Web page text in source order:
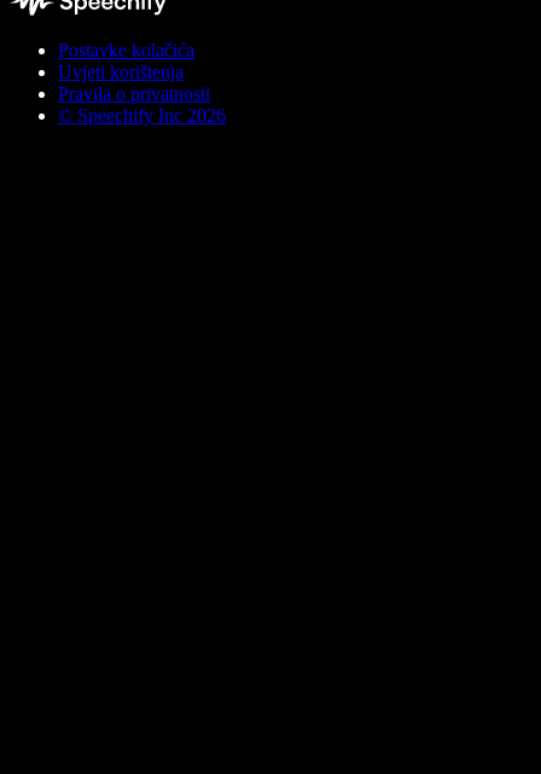
Postavke kolačića
Uvjeti korištenja
Pravila o privatnosti
© Speechify Inc 2026